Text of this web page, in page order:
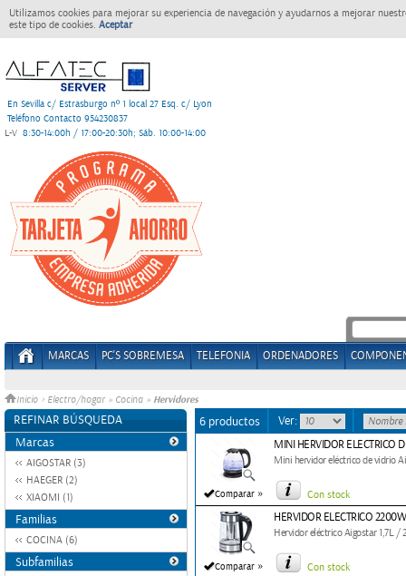
Utilizamos cookies para mejorar su experiencia de navegación y ayudarnos a mejorar
este tipo de cookies. Aceptar
En Sevilla c/ Estrasburgo nº 1 local 27 Esq. c/ Lyon
Teléfono Contacto 954230837
L-V 8:30-14:00h / 17:00-20:30h; Sáb. 10:00-14:00
MARCAS PC'S SOBREMESA TELEFONIA ORDENADORES
Inicio > Electro/hogar » Cocina » Hervidores
REFINAR BÚSQUEDA
Marcas
AIGOSTAR (3)
HAEGER (2)
XIAOMI (1)
Familias
COCINA (6)
Subfamilias
6 productos Ver:
Comparar »
MINI HERVIDOR ELECTRICO
Mini hervidor eléctrico de vidrio
Con stock
Comparar »
HERVIDOR ELECTRICO
Hervidor eléctrico Aigostar 1,7L /
Con stock